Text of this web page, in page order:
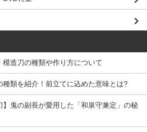
模造刀の種類や作り方について
種類を紹介！前立てに込めた意味とは?
】鬼の副長が愛用した「和泉守兼定」の秘